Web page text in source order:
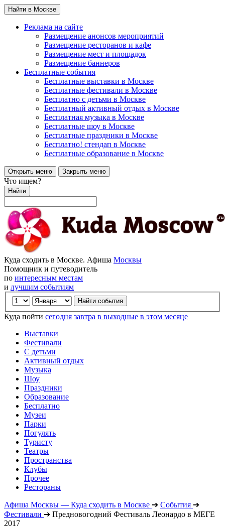
Найти в Москве
Реклама на сайте
Размещение анонсов мероприятий
Размещение ресторанов и кафе
Размещение мест и площадок
Размещение баннеров
Бесплатные события
Бесплатные выставки в Москве
Бесплатные фестивали в Москве
Бесплатно с детьми в Москве
Бесплатный активный отдых в Москве
Бесплатная музыка в Москве
Бесплатные шоу в Москве
Бесплатные праздники в Москве
Бесплатно! стендап в Москве
Бесплатные образование в Москве
Открыть меню Закрыть меню
Что ищем?
Найти
Куда сходить в Москве. Афиша Москвы
Помощник и путеводитель
по интересным местам
и лучшим событиям
Куда пойти сегодня завтра в выходные в этом месяце
Выставки
Фестивали
С детьми
Активный отдых
Музыка
Шоу
Праздники
Образование
Бесплатно
Музеи
Парки
Погулять
Туристу
Театры
Пространства
Клубы
Прочее
Рестораны
Афиша Москвы — Куда сходить в Москве ➔ События ➔
Фестивали ➔ Предновогодний Фестиваль Леонардо в МЕГЕ
2017